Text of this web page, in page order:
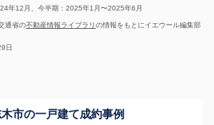
年12月、今半期：2025年1月〜2025年6月
通省の不動産情報ライブラリの情報をもとにイエウール編集部
日
市の一戸建て成約事例